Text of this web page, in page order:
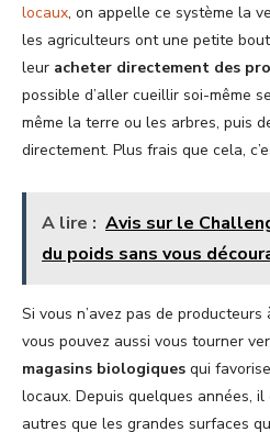
locaux, on appelle ce système la
les agriculteurs ont une petite
leur acheter directement des
possible d’aller cueillir soi-même
même la terre ou les arbres, puis
directement. Plus frais que cela,
A lire : Avis sur le
du poids sans vous
Si vous n’avez pas de
vous pouvez aussi vous tourner
magasins biologiques qui
locaux. Depuis quelques années,
autres que les grandes surfaces